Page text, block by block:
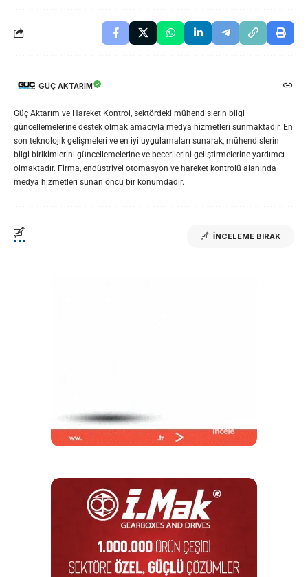
GÜÇ AKTARIM
Güç Aktarım ve Hareket Kontrol, sektördeki mühendislerin bilgi
güncellemelerine destek olmak amacıyla medya hizmetleri sunmaktadır. En
son teknolojik gelişmeleri ve en iyi uygulamaları sunarak, mühendislerin
bilgi birikimlerini güncellemelerine ve becerilerini geliştirmelerine yardımcı
olmaktadır. Firma, endüstriyel otomasyon ve hareket kontrolü alanında
medya hizmetleri sunan öncü bir konumdadır.
İNCELEME BIRAK